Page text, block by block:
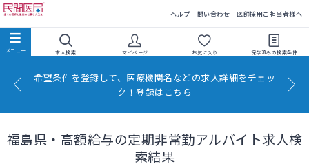
ヘルプ 問い合わせ 医師採用ご担当者様へ
求人検索 マイページ お気に入り 保存済みの検索条件
希望条件を登録して、医療機関名などの求人詳細をチェッ
ク！登録はこちら
福島県・高額給与の定期非常勤アルバイト求人検
索結果